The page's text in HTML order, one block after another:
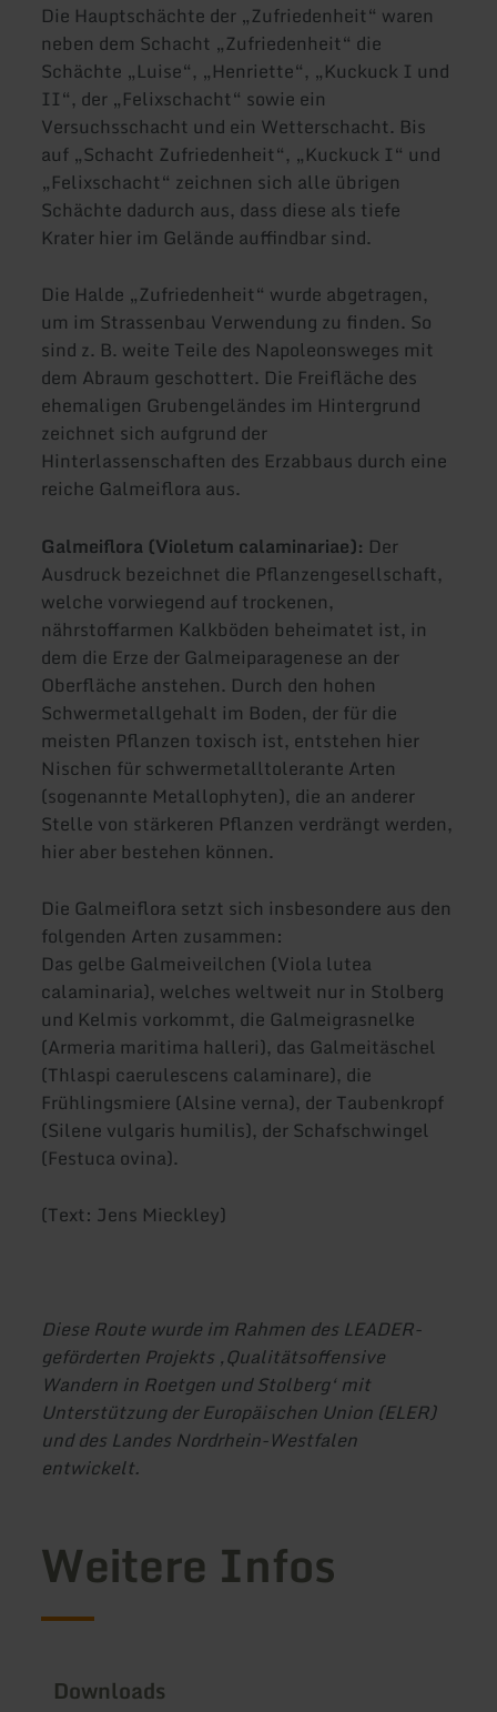
Die Hauptschächte der „Zufriedenheit“ waren
neben dem Schacht „Zufriedenheit“ die
Schächte „Luise“, „Henriette“, „Kuckuck I und
II“, der „Felixschacht“ sowie ein
Versuchsschacht und ein Wetterschacht. Bis
auf „Schacht Zufriedenheit“, „Kuckuck I“ und
„Felixschacht“ zeichnen sich alle übrigen
Schächte dadurch aus, dass diese als tiefe
Krater hier im Gelände auffindbar sind.
Die Halde „Zufriedenheit“ wurde abgetragen,
um im Strassenbau Verwendung zu finden. So
sind z. B. weite Teile des Napoleonsweges mit
dem Abraum geschottert. Die Freifläche des
ehemaligen Grubengeländes im Hintergrund
zeichnet sich aufgrund der
Hinterlassenschaften des Erzabbaus durch eine
reiche Galmeiflora aus.
Galmeiflora (Violetum calaminariae): Der
Ausdruck bezeichnet die Pflanzengesellschaft,
welche vorwiegend auf trockenen,
nährstoffarmen Kalkböden beheimatet ist, in
dem die Erze der Galmeiparagenese an der
Oberfläche anstehen. Durch den hohen
Schwermetallgehalt im Boden, der für die
meisten Pflanzen toxisch ist, entstehen hier
Nischen für schwermetalltolerante Arten
(sogenannte Metallophyten), die an anderer
Stelle von stärkeren Pflanzen verdrängt werden,
hier aber bestehen können.
Die Galmeiflora setzt sich insbesondere aus den
folgenden Arten zusammen:
Das gelbe Galmeiveilchen (Viola lutea
calaminaria), welches weltweit nur in Stolberg
und Kelmis vorkommt, die Galmeigrasnelke
(Armeria maritima halleri), das Galmeitäschel
(Thlaspi caerulescens calaminare), die
Frühlingsmiere (Alsine verna), der Taubenkropf
(Silene vulgaris humilis), der Schafschwingel
(Festuca ovina).
(Text: Jens Mieckley)
Diese Route wurde im Rahmen des LEADER-
geförderten Projekts ‚Qualitätsoffensive
Wandern in Roetgen und Stolberg‘ mit
Unterstützung der Europäischen Union (ELER)
und des Landes Nordrhein-Westfalen
entwickelt.
Weitere Infos
Downloads